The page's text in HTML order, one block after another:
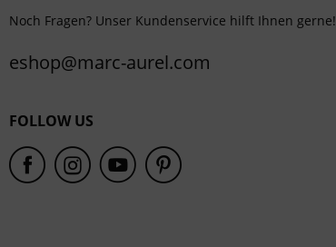
Noch Fragen? Unser Kundenservice hilft Ihnen gerne!
eshop@marc-aurel.com
FOLLOW US